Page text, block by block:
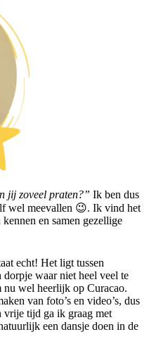
jij zoveel praten?” Ik ben dus
wel meevallen 😉. Ik vind het
en samen gezellige
echt! Het ligt tussen
waar niet heel veel te
nu wel heerlijk op Curacao.
van foto’s en video’s, dus
vrije tijd ga ik graag met
een dansje doen in de